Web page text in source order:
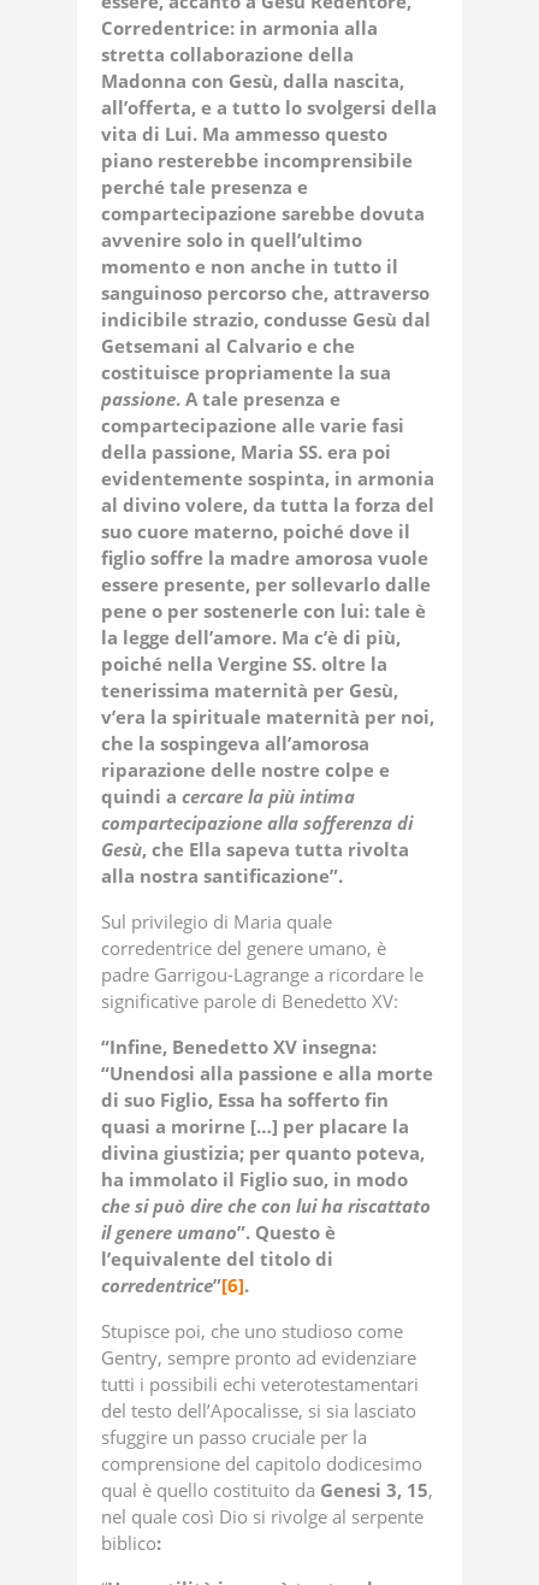
Corredentrice: in armonia alla
stretta collaborazione della
Madonna con Gesù, dalla nascita,
all’offerta, e a tutto lo svolgersi della
vita di Lui. Ma ammesso questo
piano resterebbe incomprensibile
perché tale presenza e
compartecipazione sarebbe dovuta
avvenire solo in quell’ultimo
momento e non anche in tutto il
sanguinoso percorso che, attraverso
indicibile strazio, condusse Gesù dal
Getsemani al Calvario e che
costituisce propriamente la sua
passione. A tale presenza e
compartecipazione alle varie fasi
della passione, Maria SS. era poi
evidentemente sospinta, in armonia
al divino volere, da tutta la forza del
suo cuore materno, poiché dove il
figlio soffre la madre amorosa vuole
essere presente, per sollevarlo dalle
pene o per sostenerle con lui: tale è
la legge dell’amore. Ma c’è di più,
poiché nella Vergine SS. oltre la
tenerissima maternità per Gesù,
v’era la spirituale maternità per noi,
che la sospingeva all’amorosa
riparazione delle nostre colpe e
quindi a cercare la più intima
compartecipazione alla sofferenza di
Gesù, che Ella sapeva tutta rivolta
alla nostra santificazione”.
Sul privilegio di Maria quale
corredentrice del genere umano, è
padre Garrigou-Lagrange a ricordare le
significative parole di Benedetto XV:
“Infine, Benedetto XV insegna:
“Unendosi alla passione e alla morte
di suo Figlio, Essa ha sofferto fin
quasi a morirne […] per placare la
divina giustizia; per quanto poteva,
ha immolato il Figlio suo, in modo
che si può dire che con lui ha riscattato
il genere umano”. Questo è
l’equivalente del titolo di
corredentrice”[6].
Stupisce poi, che uno studioso come
Gentry, sempre pronto ad evidenziare
tutti i possibili echi veterotestamentari
del testo dell’Apocalisse, si sia lasciato
sfuggire un passo cruciale per la
comprensione del capitolo dodicesimo
qual è quello costituito da Genesi 3, 15,
nel quale così Dio si rivolge al serpente
biblico: